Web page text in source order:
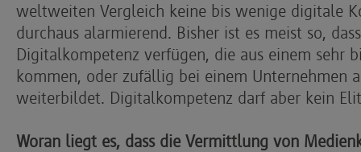
weltweiten Vergleich keine bis wenige digitale
durchaus alarmierend. Bisher ist es meist so,
Digitalkompetenz verfügen, die aus einem sehr
kommen, oder zufällig bei einem Unternehmen
weiterbildet. Digitalkompetenz darf aber kein
Woran liegt es, dass die Vermittlung von